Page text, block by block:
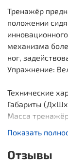
Тренажёр
положении
механизма
ног,
Упражнение:
Технические
Габариты
Масса
Описание:
Показать
Отзывы